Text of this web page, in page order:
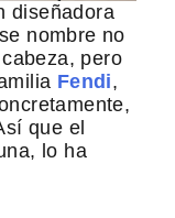
diseñadora
nombre no
pero
Fendi,
que el
lo ha